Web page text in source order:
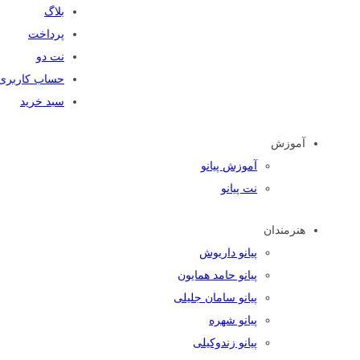
بلاگ
پرداخت
نت دو
حساب
سبد خرید
آموزش
آموزش پیانو
نت پیانو
هنرمندان
پیانو داریوش
پیانو حامد همایون
پیانو سامان جلیلی
پیانو شهره
پیانو زندوکیلی